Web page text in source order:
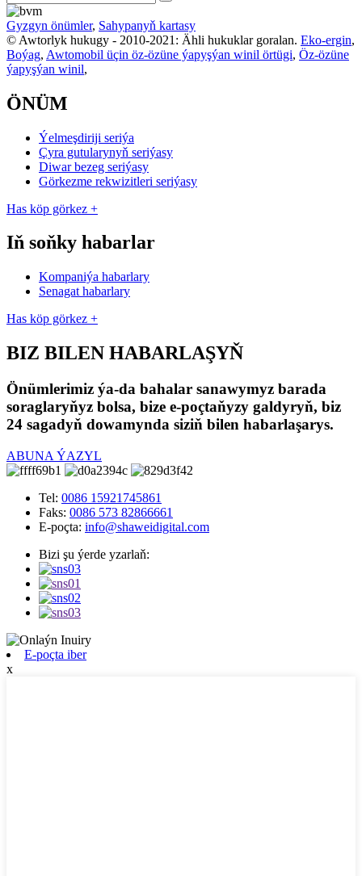
Gyzgyn önümler, Sahypanyň kartasy
© Awtorlyk hukugy - 2010-2021: Ähli hukuklar goralan. Eko-ergin,
Boýag, Awtomobil üçin öz-özüne ýapyşýan winil örtügi, Öz-özüne
ýapyşýan winil,
ÖNÜM
Ýelmeşdiriji seriýa
Çyra gutularynyň seriýasy
Diwar bezeg seriýasy
Görkezme rekwizitleri seriýasy
Has köp görkez +
Iň soňky habarlar
Kompaniýa habarlary
Senagat habarlary
Has köp görkez +
BIZ BILEN HABARLAŞYŇ
Önümlerimiz ýa-da bahalar sanawymyz barada
soraglaryňyz bolsa, bize e-poçtaňyzy galdyryň, biz
24 sagadyň dowamynda siziň bilen habarlaşarys.
ABUNA ÝAZYL
Tel: 0086 15921745861
Faks: 0086 573 82866661
E-poçta: info@shaweidigital.com
Bizi şu ýerde yzarlaň:
E-poçta iber
x